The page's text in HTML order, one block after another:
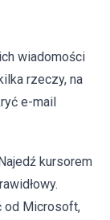
wiadomości
rzeczy, na
e-mail
kursorem
od Microsoft,